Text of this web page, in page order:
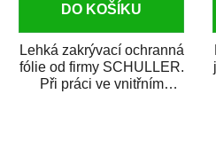
DO KOŠÍKU
Lehká zakrývací ochranná
fólie od firmy SCHULLER.
Při práci ve vnitřním